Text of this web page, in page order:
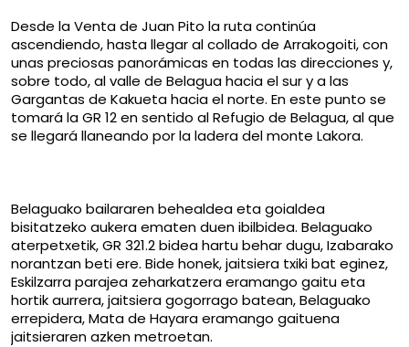
Desde la Venta de Juan Pito la ruta continúa
ascendiendo, hasta llegar al collado de Arrakogoiti, con
unas preciosas panorámicas en todas las direcciones y,
sobre todo, al valle de Belagua hacia el sur y a las
Gargantas de Kakueta hacia el norte. En este punto se
tomará la GR 12 en sentido al Refugio de Belagua, al que
se llegará llaneando por la ladera del monte Lakora.
Belaguako bailararen behealdea eta goialdea
bisitatzeko aukera ematen duen ibilbidea. Belaguako
aterpetxetik, GR 321.2 bidea hartu behar dugu, Izabarako
norantzan beti ere. Bide honek, jaitsiera txiki bat eginez,
Eskilzarra parajea zeharkatzera eramango gaitu eta
hortik aurrera, jaitsiera gogorrago batean, Belaguako
errepidera, Mata de Hayara eramango gaituena
jaitsieraren azken metroetan.